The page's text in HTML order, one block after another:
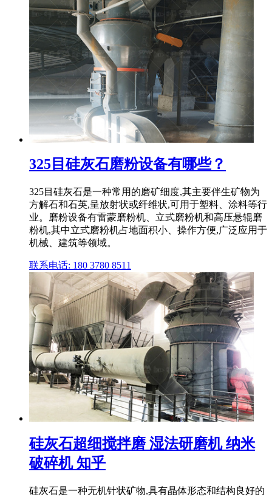
325目硅灰石磨粉设备有哪些？
325目硅灰石是一种常用的磨矿细度,其主要伴生矿物为
方解石和石英,呈放射状或纤维状,可用于塑料、涂料等行
业。磨粉设备有雷蒙磨粉机、立式磨粉机和高压悬辊磨
粉机,其中立式磨粉机占地面积小、操作方便,广泛应用于
机械、建筑等领域。
联系电话: 180 3780 8511
硅灰石超细搅拌磨 湿法研磨机 纳米
破碎机 知乎
硅灰石是一种无机针状矿物,具有晶体形态和结构良好的